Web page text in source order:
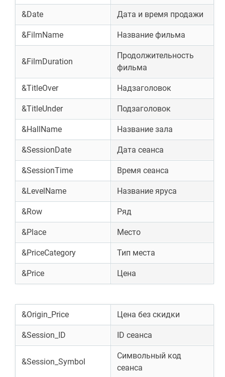
&Date Дата и время продажи
&FilmName Название фильма
&FilmDuration
Продолжительность
фильма
&TitleOver Надзаголовок
&TitleUnder Подзаголовок
&HallName Название зала
&SessionDate Дата сеанса
&SessionTime Время сеанса
&LevelName Название яруса
&Row Ряд
&Place Место
&PriceCategory Тип места
&Price Цена
&Origin_Price Цена без скидки
&Session_ID ID сеанса
&Session_Symbol
Символьный код
сеанса